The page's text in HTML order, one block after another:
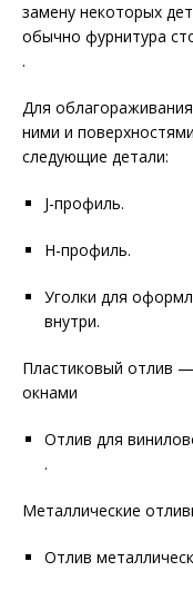
замену некоторых
обычно фурнитура
.
Для
ними и
следующие детали:
J-профиль.
Н-профиль.
Уголки для
внутри.
Пластиковый отлив
окнами
Отлив для
.
Металлические
Отлив